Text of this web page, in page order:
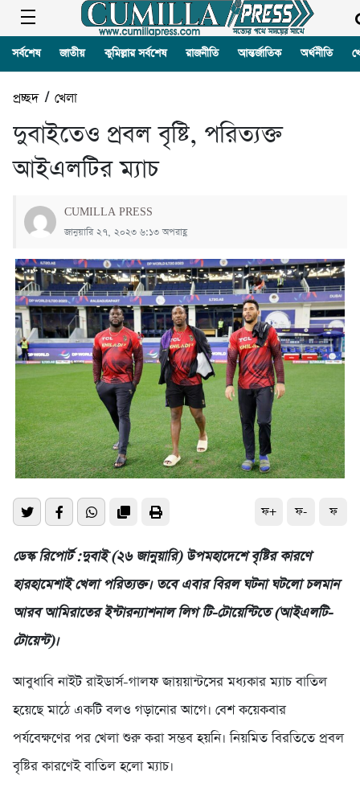
সর্বশেষ জাতীয় কুমিল্লার সর্বশেষ রাজনীতি আন্তর্জাতিক অর্থনীতি
প্রচ্ছদ/ খেলা
দুবাইতেও প্রবল বৃষ্টি, পরিত্যক্ত
আইএলটির ম্যাচ
CUMILLA PRESS
জানুয়ারি ২৭, ২০২৩ ৬:১৩ অপরাহ্ণ
ফ+ ফ- ফ
ডেস্ক রিপোর্ট :দুবাই (২৬ জানুয়ারি) উপমহাদেশে বৃষ্টির কারণে
হারহামেশাই খেলা পরিত্যক্ত। তবে এবার বিরল ঘটনা ঘটলো চলমান
আরব আমিরাতের ইন্টারন্যাশনাল লিগ টি-টোয়েন্টিতে (আইএলটি-
টোয়েন্ট)।
আবুধাবি নাইট রাইডার্স-গালফ জায়য়ান্টসের মধ্যকার ম্যাচ বাতিল
হয়েছে মাঠে একটি বলও গড়ানোর আগে। বেশ কয়েকবার
পর্যবেক্ষণের পর খেলা শুরু করা সম্ভব হয়নি। নিয়মিত বিরতিতে প্রবল
বৃষ্টির কারণেই বাতিল হলো ম্যাচ।